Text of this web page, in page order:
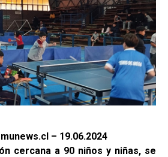
– 19.06.2024
cercana a 90 niños y niñas, se